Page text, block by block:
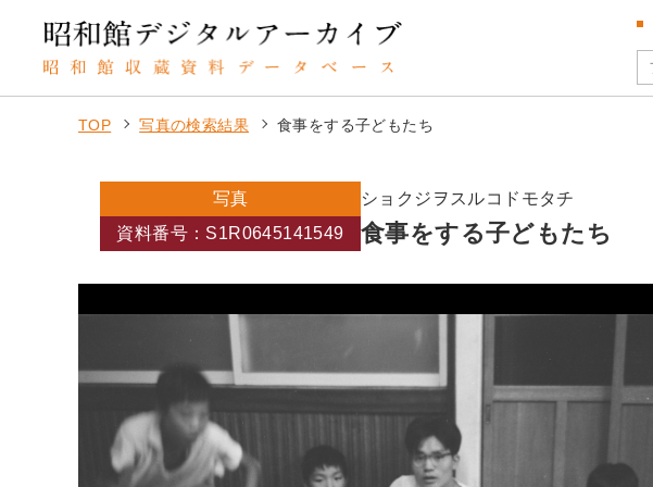
TOP 写真の検索結果 食事をする子どもたち
写真
ショクジヲスルコドモタチ
資料番号：S1R0645141549
食事をする子どもたち